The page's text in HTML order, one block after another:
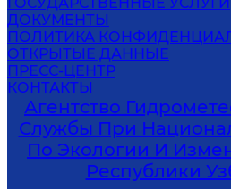
ДОКУМЕНТЫ
ПОЛИТИКА
ОТКРЫТЫЕ ДАННЫЕ
ПРЕСС-ЦЕНТР
КОНТАКТЫ
Агентство
Службы При
По Экологии И
Республики